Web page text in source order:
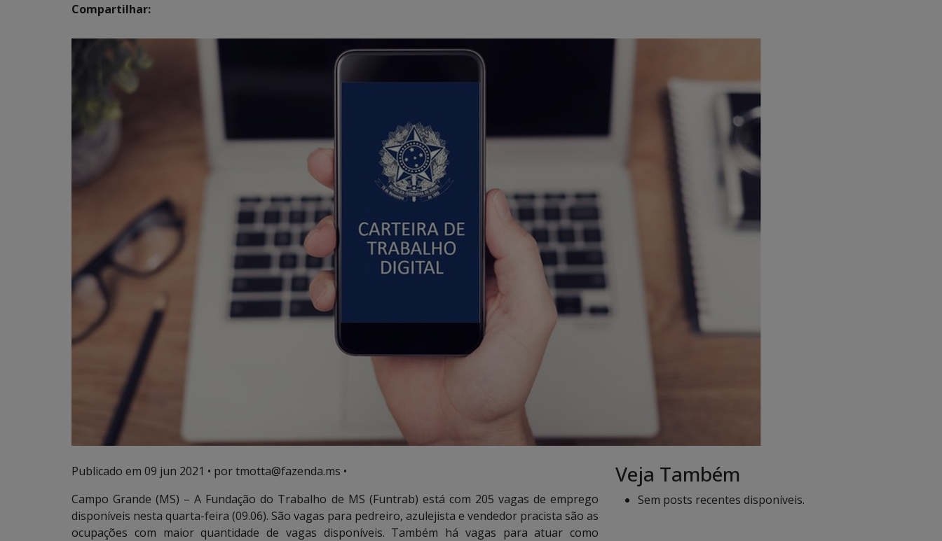
Compartilhar:
Publicado em 09 jun 2021 • por tmotta@fazenda.ms •
Campo Grande (MS) – A Fundação do Trabalho de MS (Funtrab) está com 205 vagas de emprego
disponíveis nesta quarta-feira (09.06). São vagas para pedreiro, azulejista e vendedor pracista são as
ocupações com maior quantidade de vagas disponíveis. Também há vagas para atuar como
Veja Também
Sem posts recentes disponíveis.